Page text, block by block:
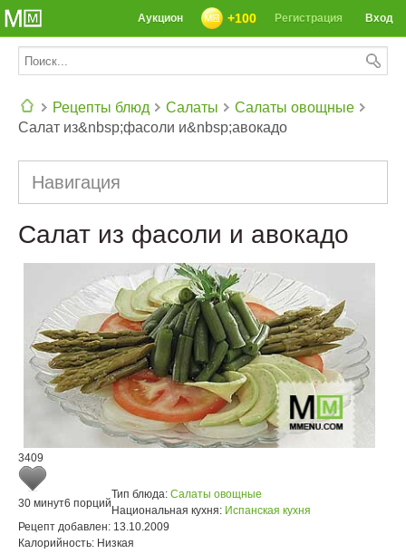
Вход
Регистрация
+100
Аукцион
Рецепты блюд Салаты
Салаты овощные
Салат из&nbsp;фасоли и&nbsp;авокадо
Навигация
Салат из фасоли и авокадо
3409
30 минут6 порций
Тип блюда: Салаты овощные
Национальная кухня: Испанская кухня
Рецепт добавлен: 13.10.2009
Калорийность: Низкая